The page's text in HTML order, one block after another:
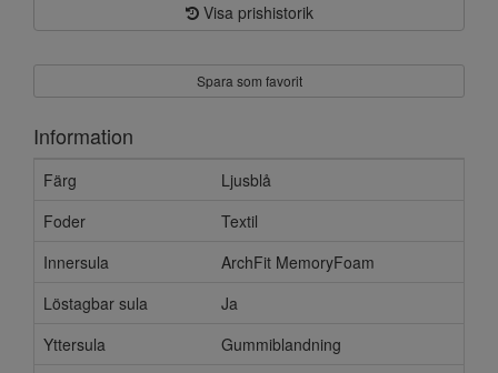
Visa prishistorik
Spara som favorit
Information
Färg
Ljusblå
Foder
Textil
Innersula
ArchFit MemoryFoam
Löstagbar sula
Ja
Yttersula
Gummiblandning